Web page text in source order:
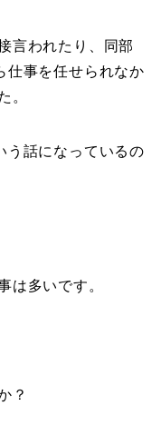
言われたり、同部
仕事を任せられなか
。
う話になっているの
は多いです。
？